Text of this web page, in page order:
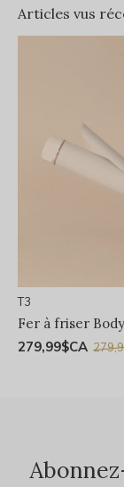
Articles vus
T3
Fer à friser
279,99$CA